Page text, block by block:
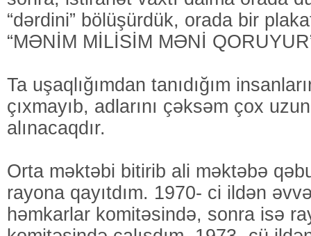
“dərdini” bölüşürdük, orada bir
“MƏNİM MİLİSİM MƏNİ
Ta uşaqlığımdan tanıdığım
çıxmayıb, adlarını çəksəm çox
alınacaqdır.
Orta məktəbi bitirib ali məktəbə
rayona qayıtdım. 1970- ci ildən
həmkarlar komitəsində, sonra isə